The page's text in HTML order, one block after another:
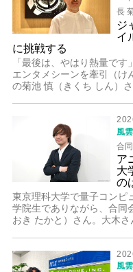
長
ジ
イ
に挑戦する
「最後は、やはり熱量で
エンタメシーンを牽引（け
の菊池 慎（きくち しん）
風
合
ア
大
の
東京理科大学で量子コンピ
学院生でありながら、合同
おき たかと）さん。大木さ
風